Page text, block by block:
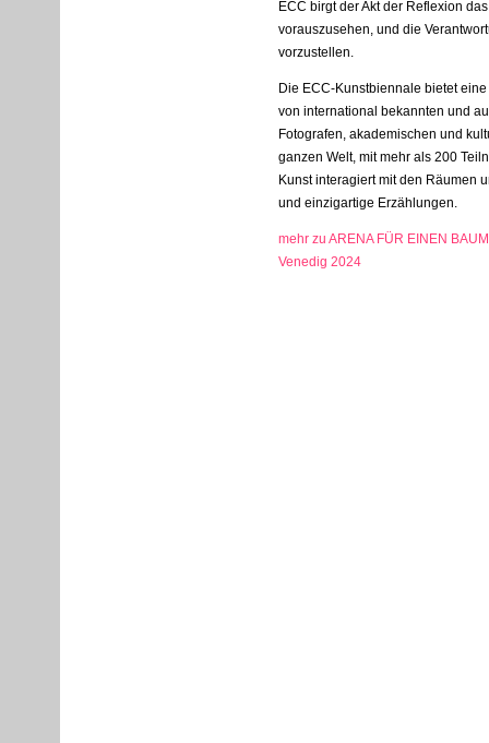
ECC birgt der Akt der Reflexion
vorauszusehen, und die
vorzustellen.
Die ECC-Kunstbiennale bietet
von international bekannten und
Fotografen, akademischen und
ganzen Welt, mit mehr als 200
Kunst interagiert mit den Räumen
und einzigartige Erzählungen.
mehr zu ARENA FÜR EINEN
Venedig 2024